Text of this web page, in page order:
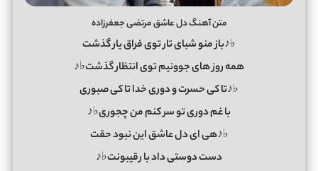
متن آهنگ دل عاشق مرتضی جعفرزاده
♭♪باز منو شبای تار توی فراق یار گذشت
همه روز های جوونیم توی انتظار گذشت♭♪
♭♪تا کی حسرت و دوری خدا تا کی صبوری
با غم دوری تو سر کنم من چجوری♭♪
♭♪هی ای دل عاشق این نبود حقت
دست دوستی داد با رقیبونت♭♪